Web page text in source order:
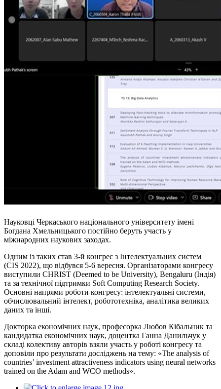
Науковці Черкаського національного університету імені
Богдана Хмельницького постійно беруть участь у
міжнародних наукових заходах.
Одним із таких став 3-й конгрес з Інтелектуальних систем
(CIS 2022), що відбувся 5-6 вересня. Організаторами конгресу
виступили CHRIST (Deemed to be University), Bengaluru (Індія)
та за технічної підтримки Soft Computing Research Society.
Основні напрями роботи конгресу: інтелектуальні системи,
обчислювальний інтелект, робототехніка, аналітика великих
даних та інші.
Докторка економічних наук, професорка Любов Кібальник та
кандидатка економічних наук, доцентка Ганна Данильчук у
складі колективу авторів взяли участь у роботі конгресу та
доповіли про результати досліджень на тему: «The analysis of
countries’ investment attractiveness indicators using neural networks
trained on the Adam and WCO methods».